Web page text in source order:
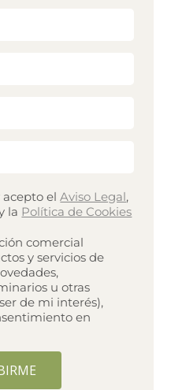
acepto elAviso Legal,
la Política de Cookies
comercial
y servicios de
u otras
de mi interés),
en